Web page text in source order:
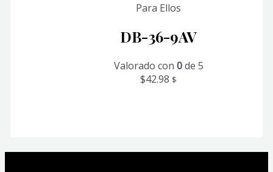
Para Ellos
DB-36-9AV
Valorado con 0de 5
$42.98 $